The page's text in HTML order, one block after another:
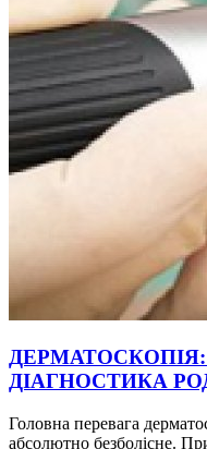
ДІАГНОСТИКА
Головна перевага
абсолютно безболісне.